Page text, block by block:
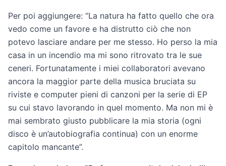
Per poi aggiungere: “La natura ha fatto quello che ora
vedo come un favore e ha distrutto ciò che non
potevo lasciare andare per me stesso. Ho perso la mia
casa in un incendio ma mi sono ritrovato tra le sue
ceneri. Fortunatamente i miei collaboratori avevano
ancora la maggior parte della musica bruciata su
riviste e computer pieni di canzoni per la serie di EP
su cui stavo lavorando in quel momento. Ma non mi è
mai sembrato giusto pubblicare la mia storia (ogni
disco è un’autobiografia continua) con un enorme
capitolo mancante”.